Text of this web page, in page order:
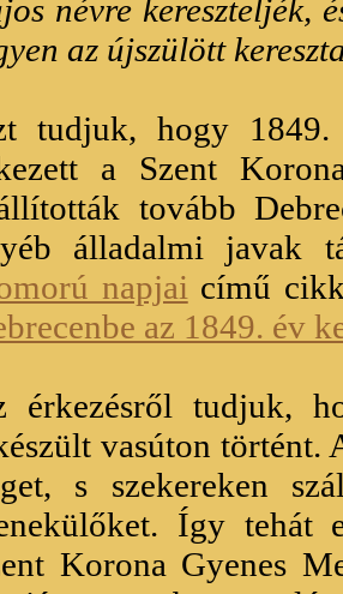
névre kereszteljék,
az újszülött
tudjuk, hogy 1849.
a Szent
tovább
álladalmi javak
napjai című
az 1849. év
érkezésről tudjuk,
vasúton történt.
s szekereken
Így tehát
Korona Gyenes